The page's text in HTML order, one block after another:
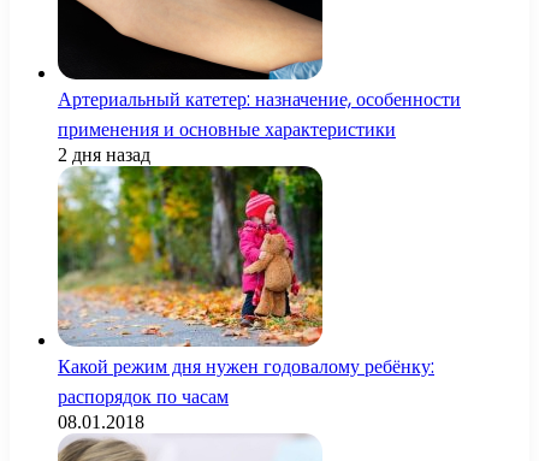
Артериальный катетер: назначение, особенности
применения и основные характеристики
2 дня назад
Какой режим дня нужен годовалому ребёнку:
распорядок по часам
08.01.2018